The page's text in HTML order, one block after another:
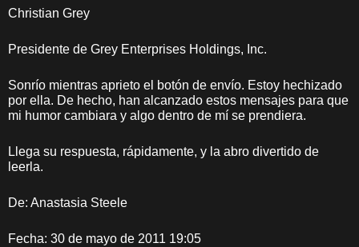
Christian Grey
Presidente de Grey Enterprises Holdings, Inc.
Sonrío mientras aprieto el botón de envío. Estoy hechizado
por ella. De hecho, han alcanzado estos mensajes para que
mi humor cambiara y algo dentro de mí se prendiera.
Llega su respuesta, rápidamente, y la abro divertido de
leerla.
De: Anastasia Steele
Fecha: 30 de mayo de 2011 19:05